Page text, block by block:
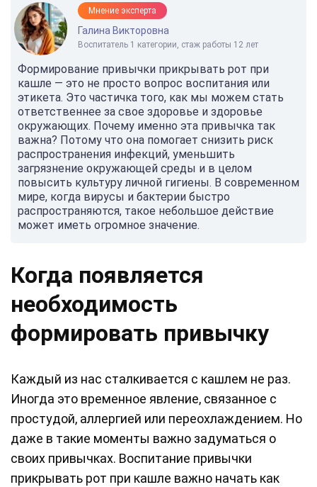
Мнение эксперта
Галина Викторовна
Воспитатель 1 категории, стаж работы 12 лет
Формирование привычки прикрывать рот при
кашле — это не просто вопрос воспитания или
этикета. Это частичка того, как мы можем стать
ответственнее за свое здоровье и здоровье
окружающих. Почему именно эта привычка так
важна? Потому что она помогает снизить риск
распространения инфекций, уменьшить
загрязнение окружающей среды и в целом
повысить культуру личной гигиены. В современном
мире, когда вирусы и бактерии быстро
распространяются, такое небольшое действие
может иметь огромное значение.
Когда появляется
необходимость
формировать привычку
Каждый из нас сталкивается с кашлем не раз.
Иногда это временное явление, связанное с
простудой, аллергией или переохлаждением. Но
даже в такие моменты важно задуматься о
своих привычках. Воспитание привычки
прикрывать рот при кашле важно начать как